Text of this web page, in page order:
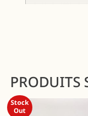
PRODUITS
Stock
Out